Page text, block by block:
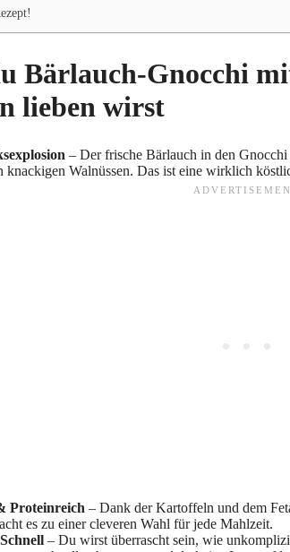
Bärlauch-Gnocchi
lieben wirst
– Der frische Bärlauch in den
knackigen Walnüssen. Das ist eine wirklich
Proteinreich – Dank der Kartoffeln und dem
es zu einer cleveren Wahl für jede Mahlzeit.
– Du wirst überrascht sein, wie